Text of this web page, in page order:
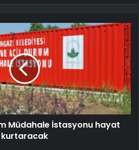
Müdahale İstasyonu hayat
kurtaracak